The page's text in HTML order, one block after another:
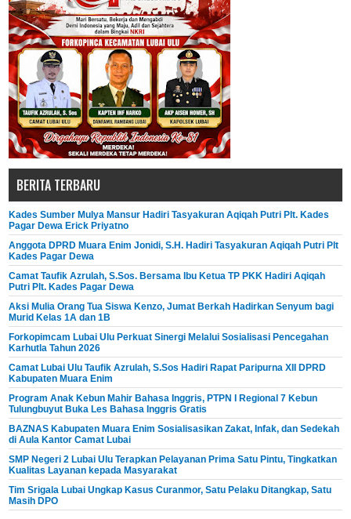
BERITA TERBARU
Kades Sumber Mulya Mansur Hadiri Tasyakuran Aqiqah Putri Plt. Kades
Pagar Dewa Erick Priyatno
Anggota DPRD Muara Enim Jonidi, S.H. Hadiri Tasyakuran Aqiqah Putri Plt
Kades Pagar Dewa
Camat Taufik Azrulah, S.Sos. Bersama Ibu Ketua TP PKK Hadiri Aqiqah
Putri Plt. Kades Pagar Dewa
Aksi Mulia Orang Tua Siswa Kenzo, Jumat Berkah Hadirkan Senyum bagi
Murid Kelas 1A dan 1B
Forkopimcam Lubai Ulu Perkuat Sinergi Melalui Sosialisasi Pencegahan
Karhutla Tahun 2026
Camat Lubai Ulu Taufik Azrulah, S.Sos Hadiri Rapat Paripurna XII DPRD
Kabupaten Muara Enim
Program Anak Kebun Mahir Bahasa Inggris, PTPN I Regional 7 Kebun
Tulungbuyut Buka Les Bahasa Inggris Gratis
BAZNAS Kabupaten Muara Enim Sosialisasikan Zakat, Infak, dan Sedekah
di Aula Kantor Camat Lubai
SMP Negeri 2 Lubai Ulu Terapkan Pelayanan Prima Satu Pintu, Tingkatkan
Kualitas Layanan kepada Masyarakat
Tim Srigala Lubai Ungkap Kasus Curanmor, Satu Pelaku Ditangkap, Satu
Masih DPO